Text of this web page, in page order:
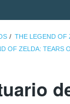
THE LEGEND OF
OF ZELDA: TEARS